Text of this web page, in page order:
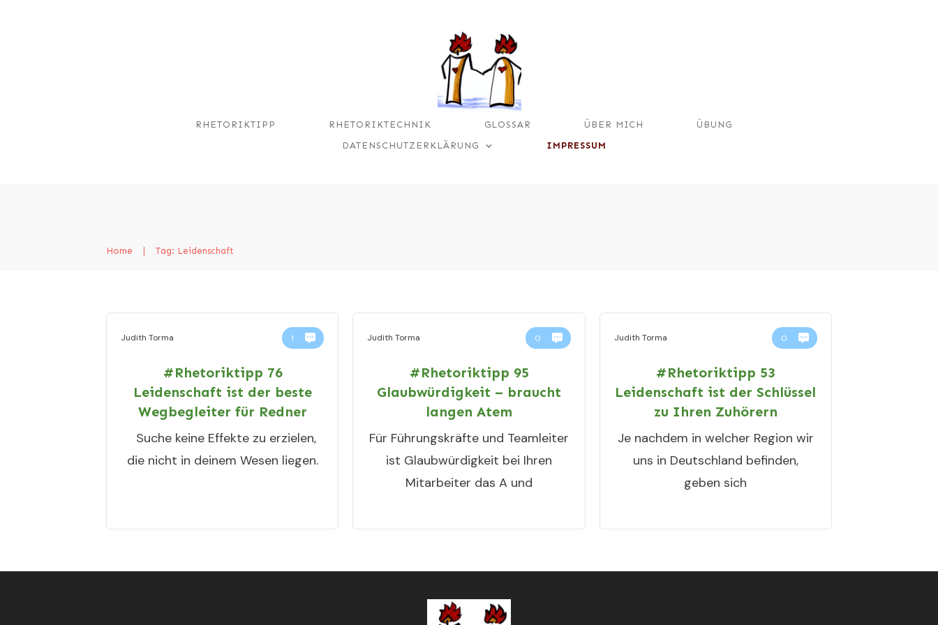
RHETORIKTIPP RHETORIKTECHNIK GLOSSAR ÜBER MICH
ÜBUNG
DATENSCHUTZERKLÄRUNG
IMPRESSUM
Home Tag: Leidenschaft
Judith Torma 1
#Rhetoriktipp 76
Leidenschaft ist der beste
Wegbegleiter für Redner
Suche keine Effekte zu erzielen,
die nicht in deinem Wesen liegen.
Judith Torma 0
#Rhetoriktipp 95
Glaubwürdigkeit – braucht
langen Atem
Für Führungskräfte und Teamleiter
ist Glaubwürdigkeit bei Ihren
Mitarbeiter das A und
Judith Torma 0
#Rhetoriktipp 53
Leidenschaft ist der Schlüssel
zu Ihren Zuhörern
Je nachdem in welcher Region wir
uns in Deutschland befinden,
geben sich